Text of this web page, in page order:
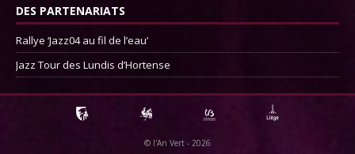
DES PARTENARIATS
Rallye ‘Jazz04 au fil de l’eau’
Jazz Tour des Lundis d’Hortense
© l'An Vert - 2026